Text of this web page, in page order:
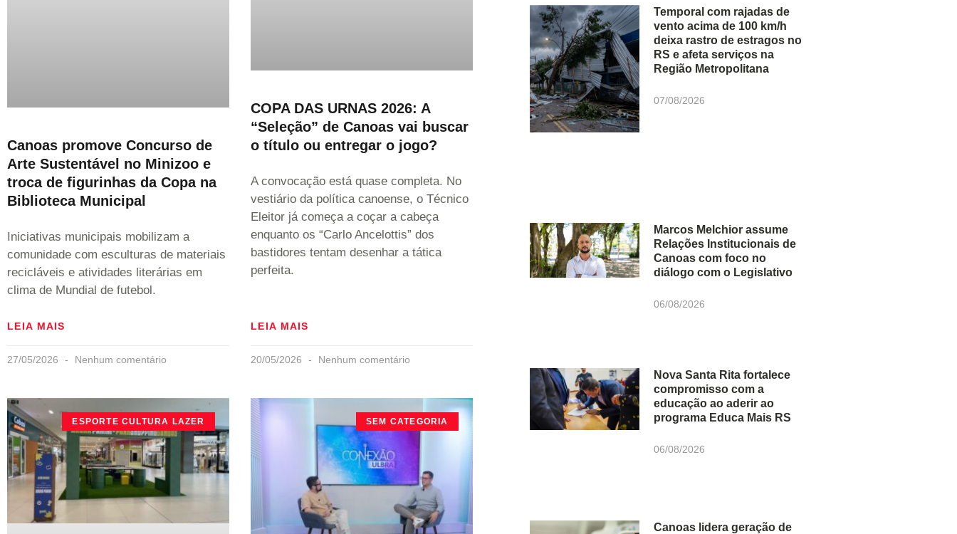
Canoas promove Concurso de
Arte Sustentável no Minizoo e
troca de figurinhas da Copa na
Biblioteca Municipal
Iniciativas municipais mobilizam a
comunidade com esculturas de materiais
recicláveis e atividades literárias em
clima de Mundial de futebol.
LEIA MAIS
27/05/2026 Nenhum comentário
COPA DAS URNAS 2026: A
“Seleção” de Canoas vai buscar
o título ou entregar o jogo?
A convocação está quase completa. No
vestiário da política canoense, o Técnico
Eleitor já começa a coçar a cabeça
enquanto os “Carlo Ancelottis” dos
bastidores tentam desenhar a tática
perfeita.
LEIA MAIS
20/05/2026 Nenhum comentário
ESPORTE CULTURA LAZER SEM CATEGORIA
Temporal com rajadas de
vento acima de 100 km/h
deixa rastro de estragos no
RS e afeta serviços na
Região Metropolitana
07/08/2026
Marcos Melchior assume
Relações Institucionais de
Canoas com foco no
diálogo com o Legislativo
06/08/2026
Nova Santa Rita fortalece
compromisso com a
educação ao aderir ao
programa Educa Mais RS
06/08/2026
Canoas lidera geração de